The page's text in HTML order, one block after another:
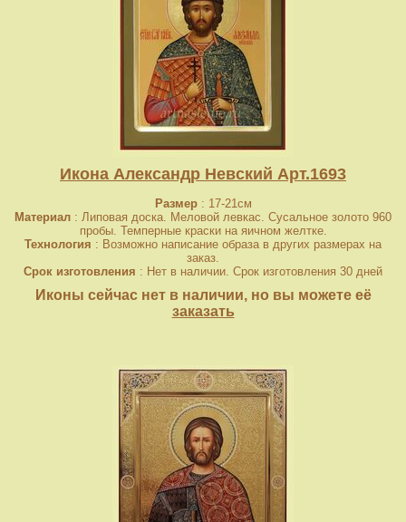
Икона Александр Невский Арт.1693
Размер: 17-21см
Материал : Липовая доска. Меловой левкас. Сусальное золото 960
пробы. Темперные краски на яичном желтке.
Технология : Возможно написание образа в других размерах на
заказ.
Срок изготовления : Нет в наличии. Срок изготовления 30 дней
Иконы сейчас нет в наличии, но вы можете её
заказать